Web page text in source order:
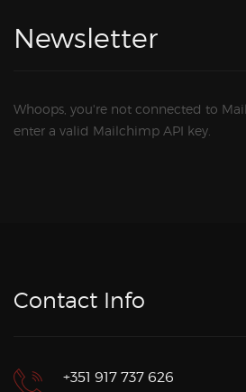
Newsletter
Whoops, you're not connected to
enter a valid Mailchimp API key.
Contact Info
+351 917 737 626